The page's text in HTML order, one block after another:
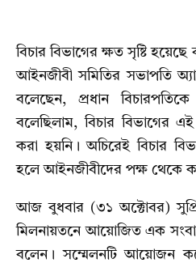
বিচার বিভাগের ক্ষত সৃষ্টি
আইনজীবী সমিতির সভাপতি
বলেছেন, প্রধান
বলেছিলাম, বিচার বিভাগের
করা হয়নি। অচিরেই বিচার
হলে আইনজীবীদের পক্ষ থেকে
আজ বুধবার (৩১ অক্টোবর)
মিলনায়তনে আয়োজিত এক
বলেন। সম্মেলনটি আয়োজন